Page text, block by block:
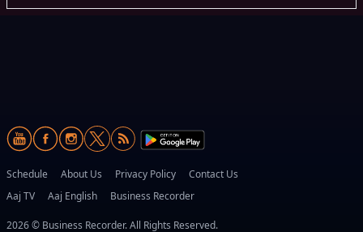
Schedule About Us Privacy Policy
Contact Us
Aaj TV
Aaj English Business Recorder
2026 © Business Recorder. All Rights Reserved.